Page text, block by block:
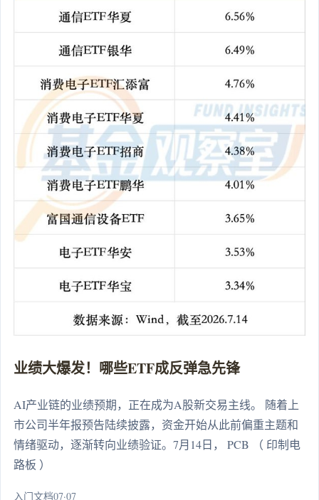
业绩大爆发！哪些ETF成反弹急先锋
AI产业链的业绩预期，正在成为A股新交易主线。 随着上
市公司半年报预告陆续披露，资金开始从此前偏重主题和
情绪驱动，逐渐转向业绩验证。7月14日， PCB （ 印制电
路板 ）
入门文档07·07